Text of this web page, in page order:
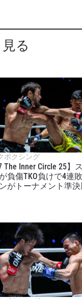
る
ボクシング
The Inner Circle 25】
負傷TKO負けで4連
がトーナメント準決